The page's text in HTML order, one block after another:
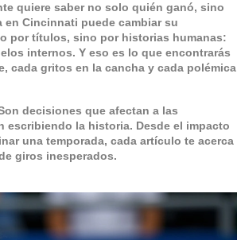
quiere saber no solo quién ganó, sino
en Cincinnati puede cambiar su
por títulos, sino por historias humanas:
internos. Y eso es lo que encontrarás
cada gritos en la cancha y cada polémica
decisiones que afectan a las
escribiendo la historia. Desde el impacto
una temporada, cada artículo te acerca
giros inesperados.